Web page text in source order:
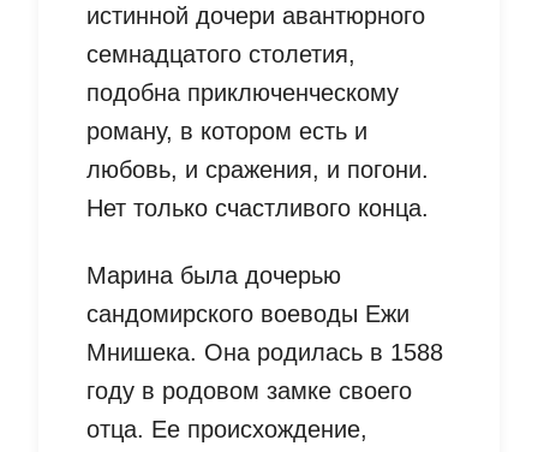
истинной дочери авантюрного
семнадцатого столетия,
подобна приключенческому
роману, в котором есть и
любовь, и сражения, и погони.
Нет только счастливого конца.
Марина была дочерью
сандомирского воеводы Ежи
Мнишека. Она родилась в 1588
году в родовом замке своего
отца. Ее происхождение,